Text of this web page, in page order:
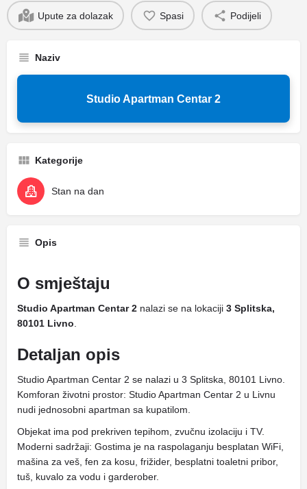
Upute za dolazak Spasi Podijeli
Naziv
Studio Apartman Centar 2
Kategorije
Stan na dan
Opis
O smještaju
Studio Apartman Centar 2 nalazi se na lokaciji 3 Splitska,
80101 Livno
Detaljan opis
Studio Apartman Centar 2 se nalazi u 3 Splitska, 80101 Livno.
Komforan životni prostor: Studio Apartman Centar 2 u Livnu
nudi jednosobni apartman sa kupatilom.
Objekat ima pod prekriven tepihom, zvučnu izolaciju i TV.
Moderni sadržaji: Gostima je na raspolaganju besplatan WiFi,
mašina za veš, fen za kosu, frižider, besplatni toaletni pribor,
tuš, kuvalo za vodu i garderober.